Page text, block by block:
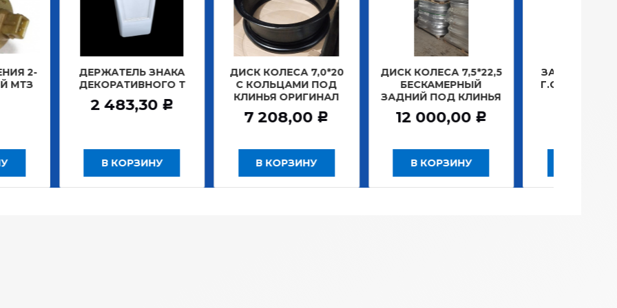
ЗНАКА
Т
483,30
В КОРЗИНУ
ДИСК КОЛЕСА 7,0*20
С КОЛЬЦАМИ ПОД
КЛИНЬЯ ОРИГИНАЛ
В КОРЗИНУ
ДИСК КОЛЕСА 7,5*22,5
БЕСКАМЕРНЫЙ
ЗАДНИЙ ПОД КЛИНЬЯ
12 000,00
В КОРЗИНУ
ЗАМОК ЗАЖИГАНИЯ
Г.САНКТ-ПЕТЕРБУРГ
781,20
В КОРЗИНУ